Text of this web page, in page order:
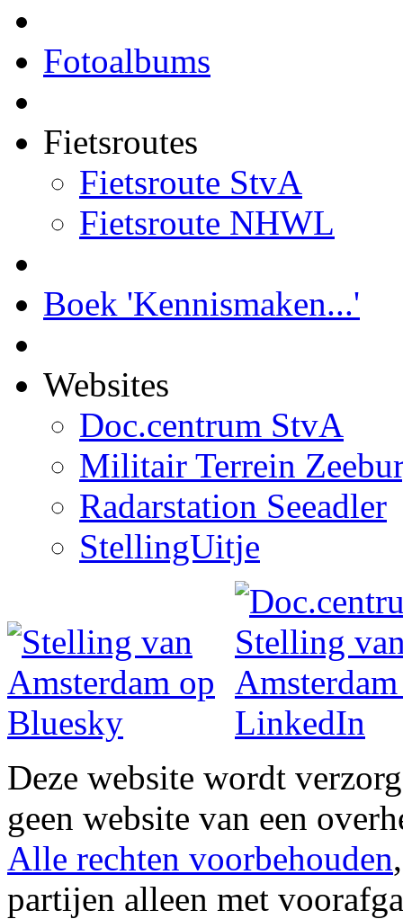
Fotoalbums
Fietsroutes
Fietsroute StvA
Fietsroute NHWL
Boek 'Kennismaken...'
Websites
Doc.centrum StvA
Militair Terrein
Radarstation Seeadler
StellingUitje
Deze website wordt
geen website van een
Alle rechten voorbehouden
partijen alleen met